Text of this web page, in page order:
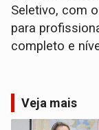
Seletivo, com
para
completo e
Veja mais